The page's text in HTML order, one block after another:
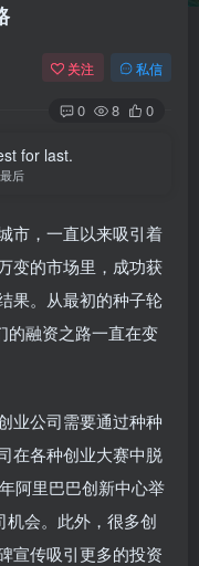
关注 私信
0 8 0
for last.
后
市，一直以来吸引着
变的市场里，成功获
果。从最初的种子轮
的融资之路一直在变
业公司需要通过种种
在各种创业大赛中脱
阿里巴巴创新中心举
机会。此外，很多创
宣传吸引更多的投资